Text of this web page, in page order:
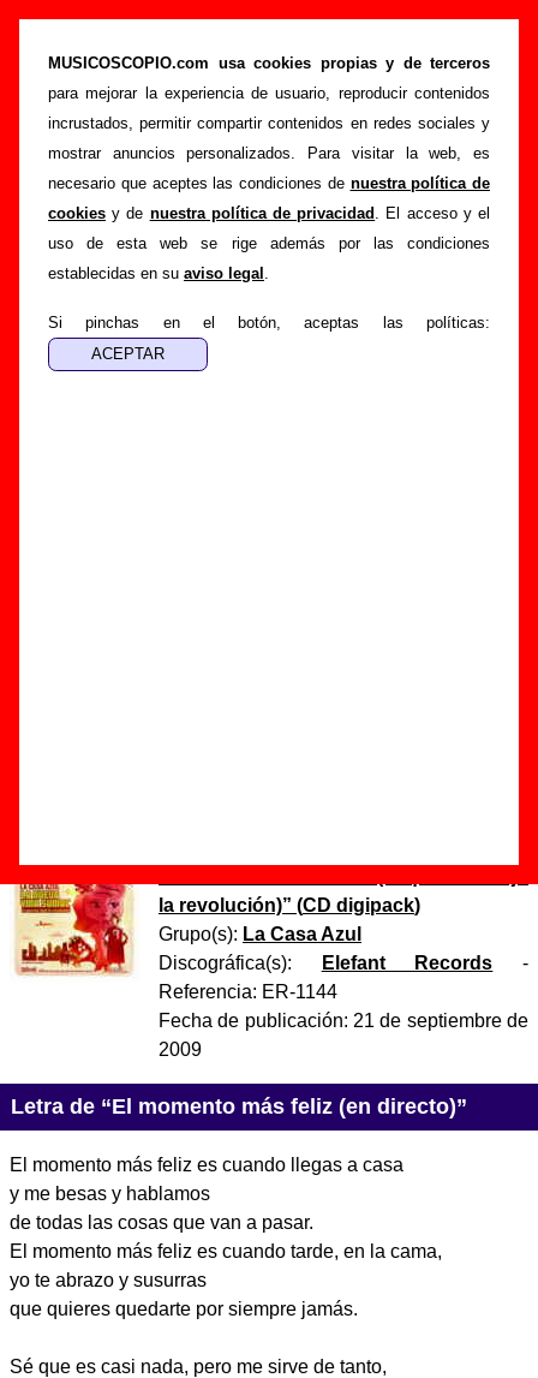
MUSICOSCOPIO.com usa cookies propias y de terceros
para mejorar la experiencia de usuario, reproducir contenidos
incrustados, permitir compartir contenidos en redes sociales y
mostrar anuncios personalizados. Para visitar la web, es
necesario que aceptes las condiciones de nuestra política de
cookies y de nuestra política de privacidad . El acceso y el
uso de esta web se rige además por las condiciones
establecidas en su aviso legal .
Si pinchas en el botón, aceptas las políticas:
“El momento más feliz (en directo)”, canción
de La Casa Azul (Letra e información)
Portada >La Casa Azul >Canciones
El momento más feliz (en directo)
Esta página pretende recopilar todo tipo de información
sobre lacanción "El momento más feliz (en directo)
interpretada por
La Casa Azul. Además de su letra, también
aparecerá información sobre el autor o los autores, sobre los
discos en los que está incluido este tema, sobre la grabación
del mismo, sobre versiones a cargo de otros grupos... Si
encuentras errores o tienes información adicional, puedes
la revolución)” (CD digipack)
Grupo(s): La Casa Azul
Discográfica(s):
Elefant Records -
Referencia: ER-1144
Fecha de publicación: 21 de septiembre de
2009
Letra de “El momento más feliz (en directo)”
El momento más feliz es cuando llegas a casa
y me besas y hablamos
de todas las cosas que van a pasar.
El momento más feliz es cuando tarde, en la cama,
yo te abrazo y susurras
que quieres quedarte por siempre jamás.
Sé que es casi nada, pero me sirve de tanto,